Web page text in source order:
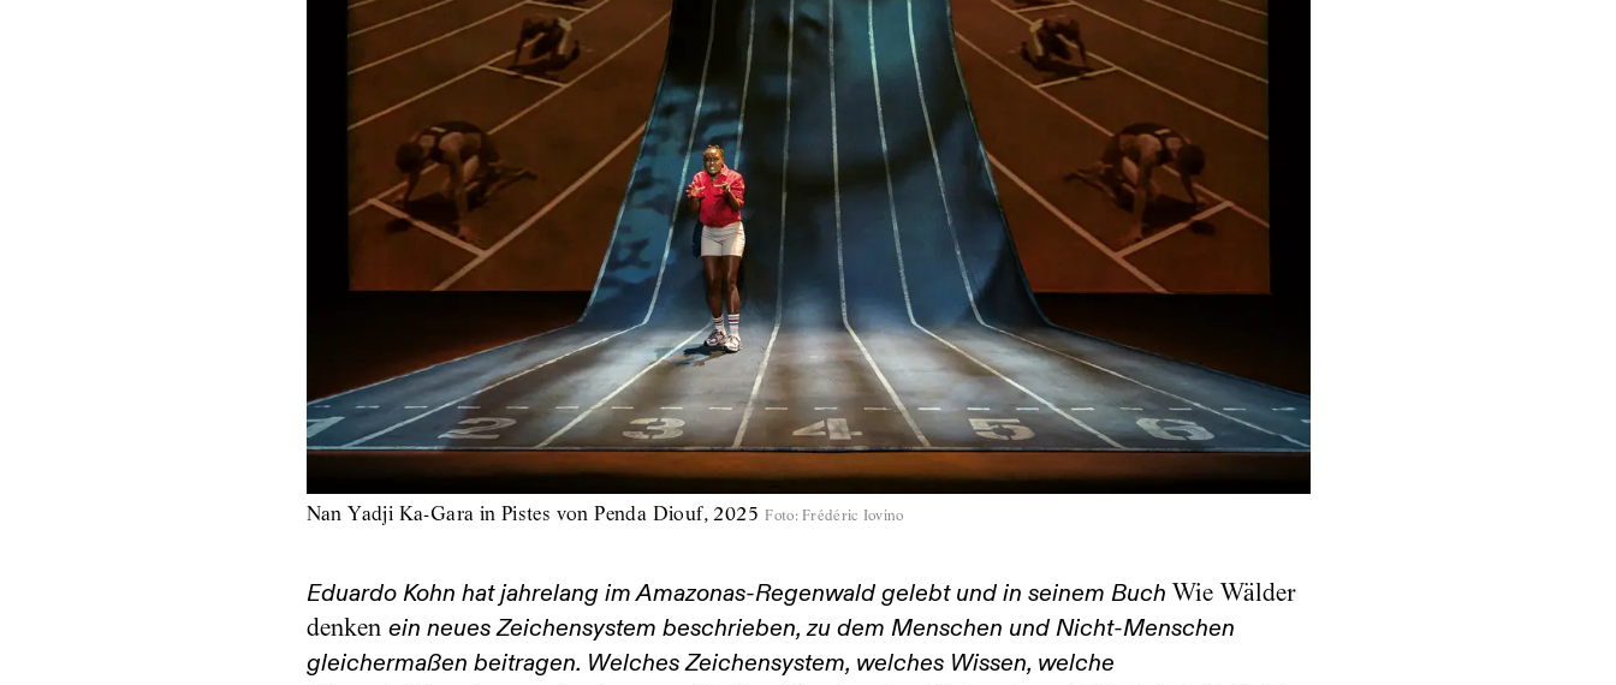
Nan Yadji Ka-Gara in Pistes von Penda Diouf, 2025 Foto: Frédéric Iovino
Eduardo Kohn hat jahrelang im Amazonas-Regenwald gelebt und in seinem Buch Wie Wälder
denken ein neues Zeichensystem beschrieben, zu dem Menschen und Nicht-Menschen
gleichermaßen beitragen. Welches Zeichensystem, welches Wissen, welche